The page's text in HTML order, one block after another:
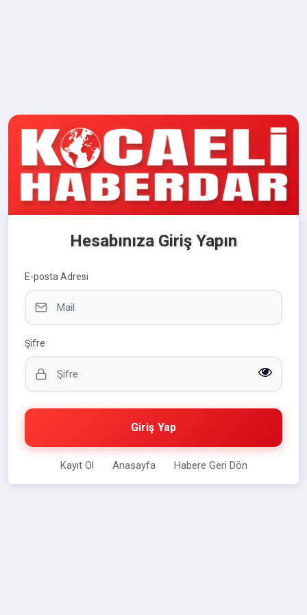
Hesabınıza Giriş Yapın
E-posta Adresi
Şifre
Giriş Yap
Kayıt Ol Anasayfa Habere Geri Dön